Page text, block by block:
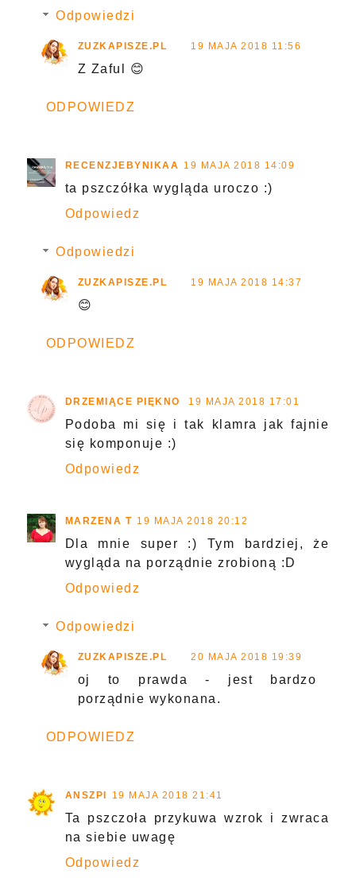
Odpowiedzi
ZUZKAPISZE.PL 19 MAJA 2018 11:56
Z Zaful 😊
ODPOWIEDZ
RECENZJEBYNIKAA 19 MAJA 2018 14:09
ta pszczółka wygląda uroczo :)
Odpowiedz
Odpowiedzi
ZUZKAPISZE.PL 19 MAJA 2018 14:37
😊
ODPOWIEDZ
DRZEMIĄCE PIĘKNO 19 MAJA 2018 17:01
Podoba mi się i tak klamra jak fajnie
się komponuje :)
Odpowiedz
MARZENA T 19 MAJA 2018 20:12
Dla mnie super :) Tym bardziej, że
wygląda na porządnie zrobioną :D
Odpowiedz
Odpowiedzi
ZUZKAPISZE.PL 20 MAJA 2018 19:39
oj to prawda - jest bardzo
porządnie wykonana.
ODPOWIEDZ
ANSZPI 19 MAJA 2018 21:41
Ta pszczoła przykuwa wzrok i zwraca
na siebie uwagę
Odpowiedz